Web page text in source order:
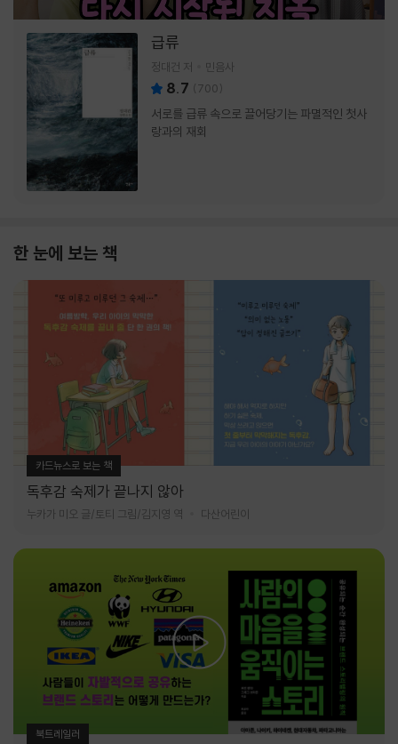
급류
정대건 저 민음사
8.7 (700)
서로를 급류 속으로 끌어당기는 파멸적인 첫사
랑과의 재회
한 눈에 보는 책
카드뉴스로 보는 책
독후감 숙제가 끝나지 않아
누카가 미오 글/토티 그림/김지영 역 다산어린이
북트레일러